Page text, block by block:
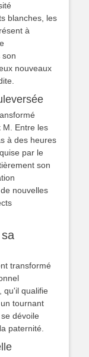
blanches, les
à
son
nouveaux
M. Entre les
à des heures
par le
son
nouvelles
transformé
qu'il qualifie
tournant
dévoile
paternité.